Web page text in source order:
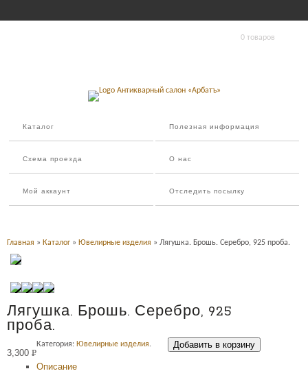
0 товаров
Каталог Полезная информация
Схема проезда О нас
Мой аккаунт Отследить посылку
Главная » Каталог » Ювелирные изделия » Лягушка. Брошь. Серебро, 925 проба.
Лягушка. Брошь. Серебро, 925
проба.
3,300 Р
УБ.
Добавить в корзину
Категория: Ювелирные изделия.
Описание